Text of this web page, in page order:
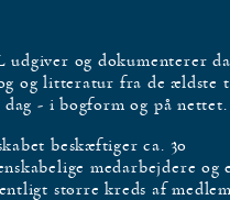
udgiver og dokumenterer
og litteratur fra de ældste
- i bogform og på nettet.
beskæftiger ca. 30
medarbejdere og
større kreds af